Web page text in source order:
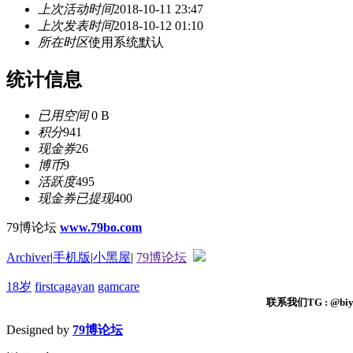
上次活动时间2018-10-11 23:47
上次发表时间2018-10-12 01:10
所在时区使用系统默认
统计信息
已用空间0 B
积分941
现金券26
博币9
活跃度495
现金券已提现400
79博论坛 www.79bo.com
Archiver|手机版|小黑屋| 79博论坛
18岁 firstcagayan gamcare
联系我们TG :
Designed by 79博论坛